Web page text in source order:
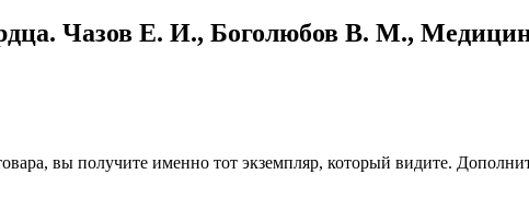
Чазов Е. И., Боголюбов В. М.,
вы получите именно тот экземпляр, который видите.